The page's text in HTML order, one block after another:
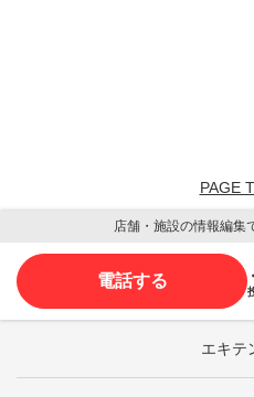
PAGE
店舗・施設の情報編集
電話する
エキテ